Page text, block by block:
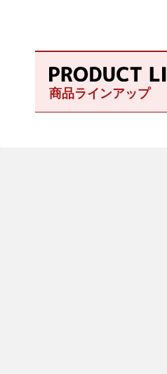
商品ラインアップ